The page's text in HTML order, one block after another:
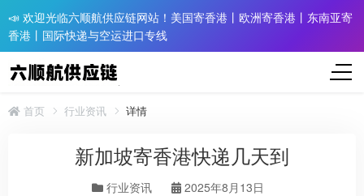
📣 欢迎光临六顺航供应链网站！美国寄香港丨欧洲寄香港丨东南亚寄
香港丨国际快递与空运进口专线
首页 行业资讯 详情
新加坡寄香港快递几天到
行业资讯 2025年8月13日